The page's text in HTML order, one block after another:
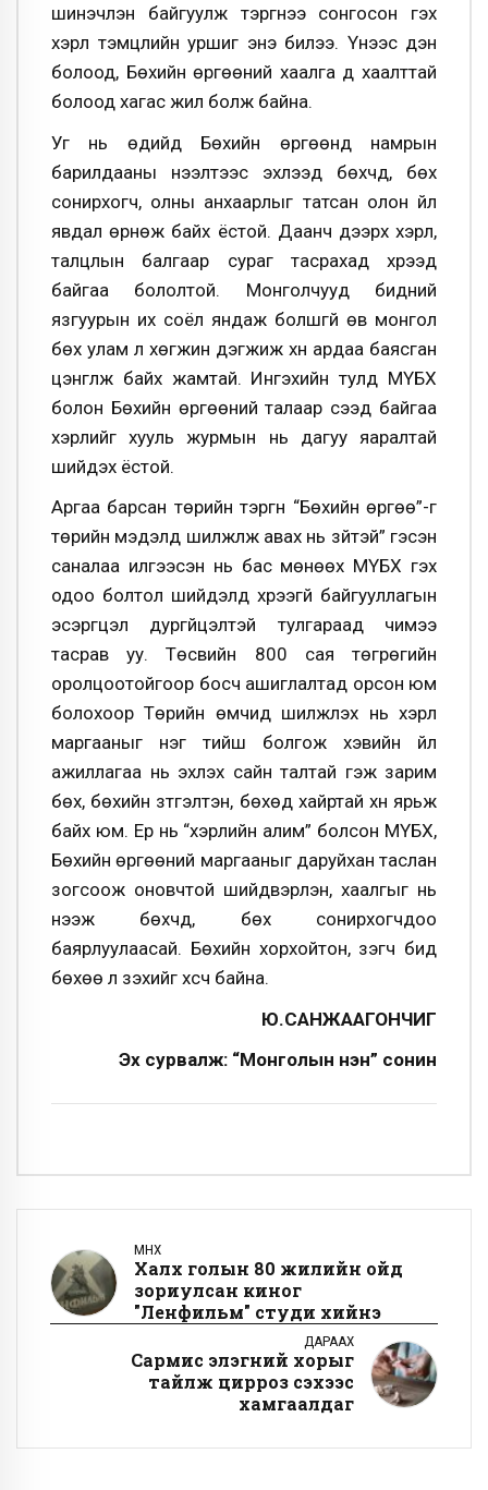
шинэчлэн байгуулж тэргүүнээ сонгосон гэх
хэрүүл тэмцлийн уршиг энэ билээ. Үүнээс үүдэн
болоод, Бөхийн өргөөний хаалга үүд хаалттай
болоод хагас жил болж байна.
Уг нь өдийд Бөхийн өргөөнд намрын
барилдааны нээлтээс эхлээд бөхчүүд, бөх
сонирхогч, олны анхаарлыг татсан олон үйл
явдал өрнөж байх ёстой. Даанч дээрх хэрүүл,
талцлын балгаар сураг тасрахад хүрээд
байгаа бололтой. Монголчууд бидний
язгуурын их соёл яндаж болшгүй өв монгол
бөх улам л хөгжин дэгжиж хүн ардаа баясган
цэнгүүлж байх жамтай. Ингэхийн тулд МҮБХ
болон Бөхийн өргөөний талаар үүсээд байгаа
хэрүүлийг хууль журмын нь дагуу яаралтай
шийдэх ёстой.
Аргаа барсан төрийн тэргүүн “Бөхийн өргөө”-г
төрийн мэдэлд шилжүүлж авах нь зүйтэй” гэсэн
саналаа илгээсэн нь бас мөнөөх МҮБХ гэх
одоо болтол шийдэлд хүрээгүй байгууллагын
эсэргүүцэл дургүйцэлтэй тулгараад чимээ
тасрав уу. Төсвийн 800 сая төгрөгийн
оролцоотойгоор босч ашиглалтад орсон юм
болохоор Төрийн өмчид шилжүүлэх нь хэрүүл
маргааныг нэг тийш болгож хэвийн үйл
ажиллагаа нь эхлэх сайн талтай гэж зарим
бөх, бөхийн зүтгэлтэн, бөхөд хайртай хүн ярьж
байх юм. Ер нь “хэрүүлийн алим” болсон МҮБХ,
Бөхийн өргөөний маргааныг даруйхан таслан
зогсоож оновчтой шийдвэрлэн, хаалгыг нь
нээж бөхчүүд, бөх сонирхогчдоо
баярлуулаасай. Бөхийн хорхойтон, үзэгч бид
бөхөө л үзэхийг хүсч байна.
Ю.САНЖААГОНЧИГ
Эх сурвалж: “Монголын үнэн” сонин
ӨМНӨХ
Халх голын 80 жилийн ойд
зориулсан киног
"Ленфильм" студи хийнэ
ДАРААХ
Сармис элэгний хорыг
тайлж цирроз үүсэхээс
хамгаалдаг